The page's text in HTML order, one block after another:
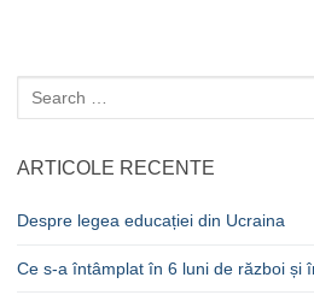
Caută
după:
ARTICOLE RECENTE
Despre legea educației din Ucraina
Ce s-a întâmplat în 6 luni de război și